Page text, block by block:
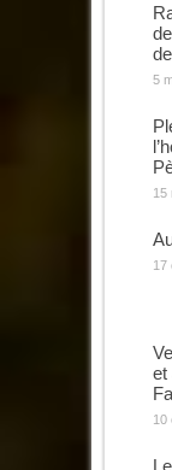
5
15
17
et
10